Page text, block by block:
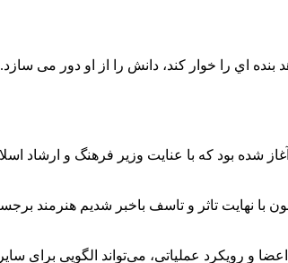
بنده اي را خوار كند، دانش را از او دور می سازد.